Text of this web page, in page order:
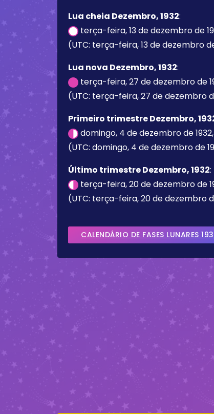
Lua cheia Dezembro, 1932:
terça-feira, 13 de dezembro de
(UTC: terça-feira, 13 de dezembro de
Lua nova Dezembro, 1932:
terça-feira, 27 de dezembro de
(UTC: terça-feira, 27 de dezembro de
Primeiro trimestre Dezembro,
domingo, 4 de dezembro de
(UTC: domingo, 4 de dezembro de
Último trimestre Dezembro, 1932:
terça-feira, 20 de dezembro de
(UTC: terça-feira, 20 de dezembro
CALENDÁRIO DE FASES LUNARES